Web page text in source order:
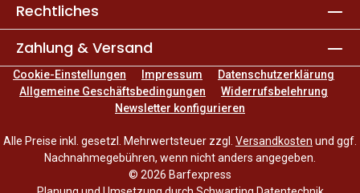
Rechtliches
Zahlung & Versand
Cookie-Einstellungen Impressum
Datenschutzerklärung
Allgemeine Geschäftsbedingungen
Widerrufsbelehrung
Newsletter konfigurieren
Alle Preise inkl. gesetzl. Mehrwertsteuer zzgl. Versandkosten und ggf.
Nachnahmegebühren, wenn nicht anders angegeben.
© 2026 Barfexpress